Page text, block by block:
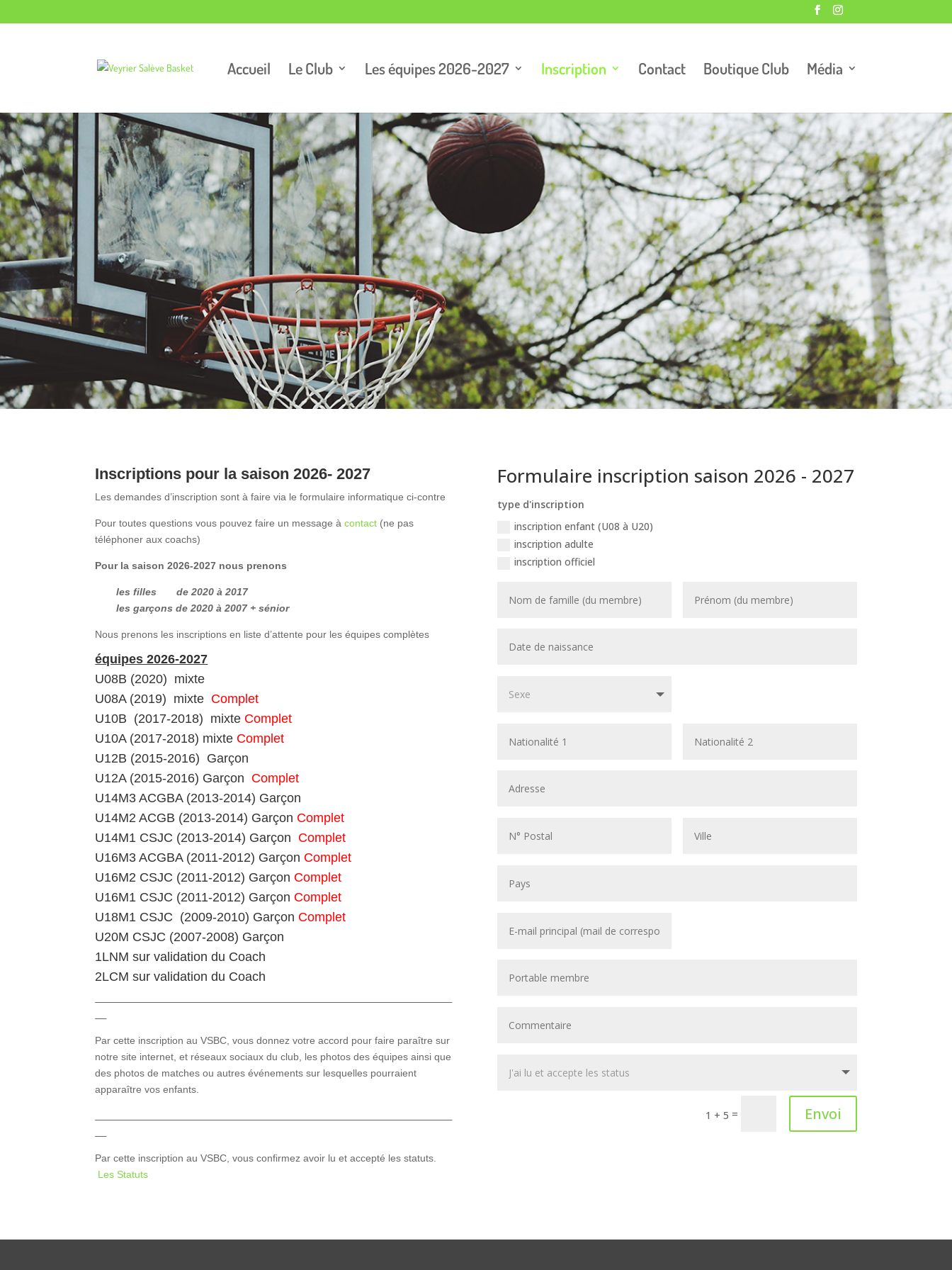
Accueil Le Club Les équipes 2026-2027 Inscription Contact Boutique Club Média
Inscriptions pour la saison 2026- 2027
Les demandes d’inscription sont à faire via le formulaire informatique ci-contre
Pour toutes questions vous pouvez faire un message àcontact (ne pas
téléphoner aux coachs)
Pour la saison 2026-2027 nous prenons
les filles de 2020 à 2017
les garçons de 2020 à 2007 + sénior
Nous prenons les inscriptions en liste d’attente pour les équipes complètes
équipes 2026-2027
U08B (2020) mixte
U08A (2019) mixte Complet
U10B (2017-2018) mixte Complet
U10A (2017-2018) mixte Complet
U12B (2015-2016) Garçon
U12A (2015-2016) Garçon Complet
U14M3 ACGBA (2013-2014) Garçon
U14M2 ACGB (2013-2014) Garçon Complet
U14M1 CSJC (2013-2014) Garçon Complet
U16M3 ACGBA (2011-2012) Garçon Complet
U16M2 CSJC (2011-2012) Garçon Complet
U16M1 CSJC (2011-2012) Garçon Complet
U18M1 CSJC (2009-2010) Garçon Complet
U20M CSJC (2007-2008) Garçon
1LNM sur validation du Coach
2LCM sur validation du Coach
Par cette inscription au VSBC, vous donnez votre accord pour faire paraître sur
notre site internet, et réseaux sociaux du club, les photos des équipes ainsi que
des photos de matches ou autres événements sur lesquelles pourraient
apparaître vos enfants.
Par cette inscription au VSBC, vous confirmez avoir lu et accepté les statuts.
Les Statuts
Formulaire inscription saison 2026 - 2027
type d'inscription
inscription enfant (U08 à U20)
inscription adulte
inscription officiel
1 + 5 = Envoi